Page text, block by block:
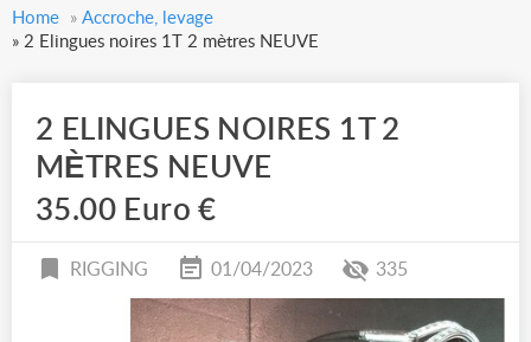
Home » Accroche, levage
» 2 Elingues noires 1T 2 mètres NEUVE
2 ELINGUES NOIRES 1T 2
MÈTRES NEUVE
35.00 Euro €
RIGGING 01/04/2023 335